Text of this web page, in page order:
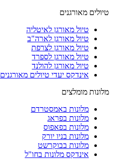
טיולים מאורגנים
טיול מאורגן לאיטליה
טיול מאורגן לארה"ב
טיול מאורגן לצרפת
טיול מאורגן לספרד
טיול מאורגן להולנד
אינדקס יעדי טיולים מאורגנים
מלונות מומלצים
מלונות באמסטרדם
מלונות בפראג
מלונות בפאפוס
מלונות בניו יורק
מלונות בבוקרשט
אינדקס מלונות בחו"ל